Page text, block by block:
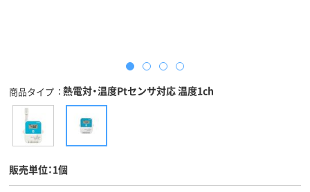
商品タイプ 熱電対・温度Ptセンサ対応 温度1ch
販売単位：1個